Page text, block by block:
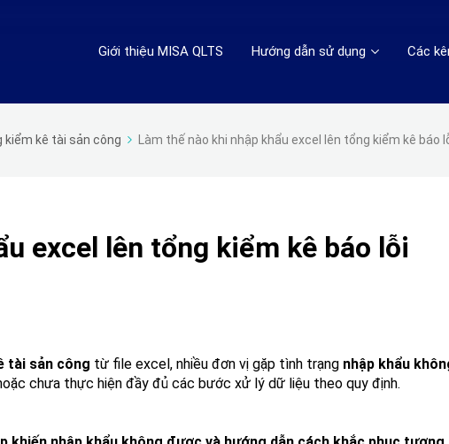
Giới thiệu MISA QLTS Hướng dẫn sử dụng Các
kiểm kê tài sản công Làm thế nào khi nhập khẩu excel lên tổng kiểm kê báo
excel lên tổng kiểm kê báo lỗi
tài sản công từ file excel, nhiều đơn vị gặp tình trạng nhập khẩu
chưa thực hiện đầy đủ các bước xử lý dữ liệu theo quy định.